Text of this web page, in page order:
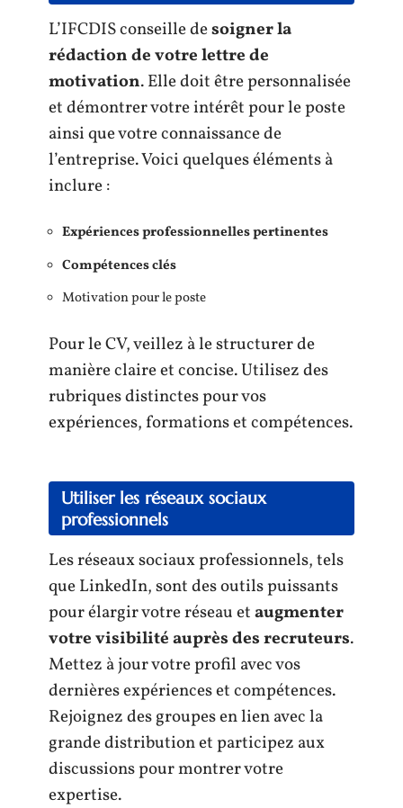
L’IFCDIS conseille desoigner la
rédaction de votre lettre de
motivation. Elle doit être personnalisée
et démontrer votre intérêt pour le poste
ainsi que votre connaissance de
l’entreprise. Voici quelques éléments à
inclure :
Expériences professionnelles pertinentes
Compétences clés
Motivation pour le poste
Pour le CV, veillez à le structurer de
manière claire et concise. Utilisez des
rubriques distinctes pour vos
expériences, formations et compétences.
Utiliser les réseaux sociaux
professionnels
Les réseaux sociaux professionnels, tels
que LinkedIn, sont des outils puissants
pour élargir votre réseau etaugmenter
votre visibilité auprès des recruteurs.
Mettez à jour votre profil avec vos
dernières expériences et compétences.
Rejoignez des groupes en lien avec la
grande distribution et participez aux
discussions pour montrer votre
expertise.